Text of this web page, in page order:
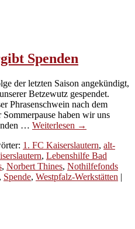
Spenden
der letzten Saison angekündigt,
Betzewutz gespendet.
Phrasenschwein nach dem
haben wir uns
… Weiterlesen →
1. FC Kaiserslautern, alt-
, Lebenshilfe Bad
, Norbert Thines, Nothilfefonds
, Spende, Westpfalz-Werkstätten |